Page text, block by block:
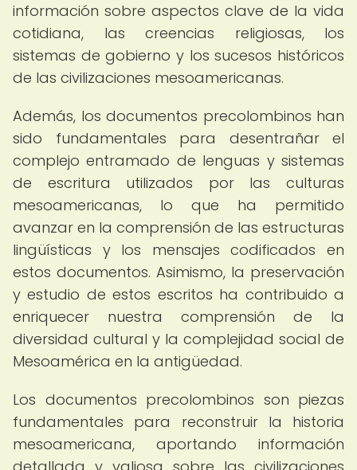
información sobre aspectos clave de la vida
cotidiana, las creencias religiosas, los
sistemas de gobierno y los sucesos históricos
de las civilizaciones mesoamericanas.
Además, los documentos precolombinos han
sido fundamentales para desentrañar el
complejo entramado de lenguas y sistemas
de escritura utilizados por las culturas
mesoamericanas, lo que ha permitido
avanzar en la comprensión de las estructuras
lingüísticas y los mensajes codificados en
estos documentos. Asimismo, la preservación
y estudio de estos escritos ha contribuido a
enriquecer nuestra comprensión de la
diversidad cultural y la complejidad social de
Mesoamérica en la antigüedad.
Los documentos precolombinos son piezas
fundamentales para reconstruir la historia
mesoamericana, aportando información